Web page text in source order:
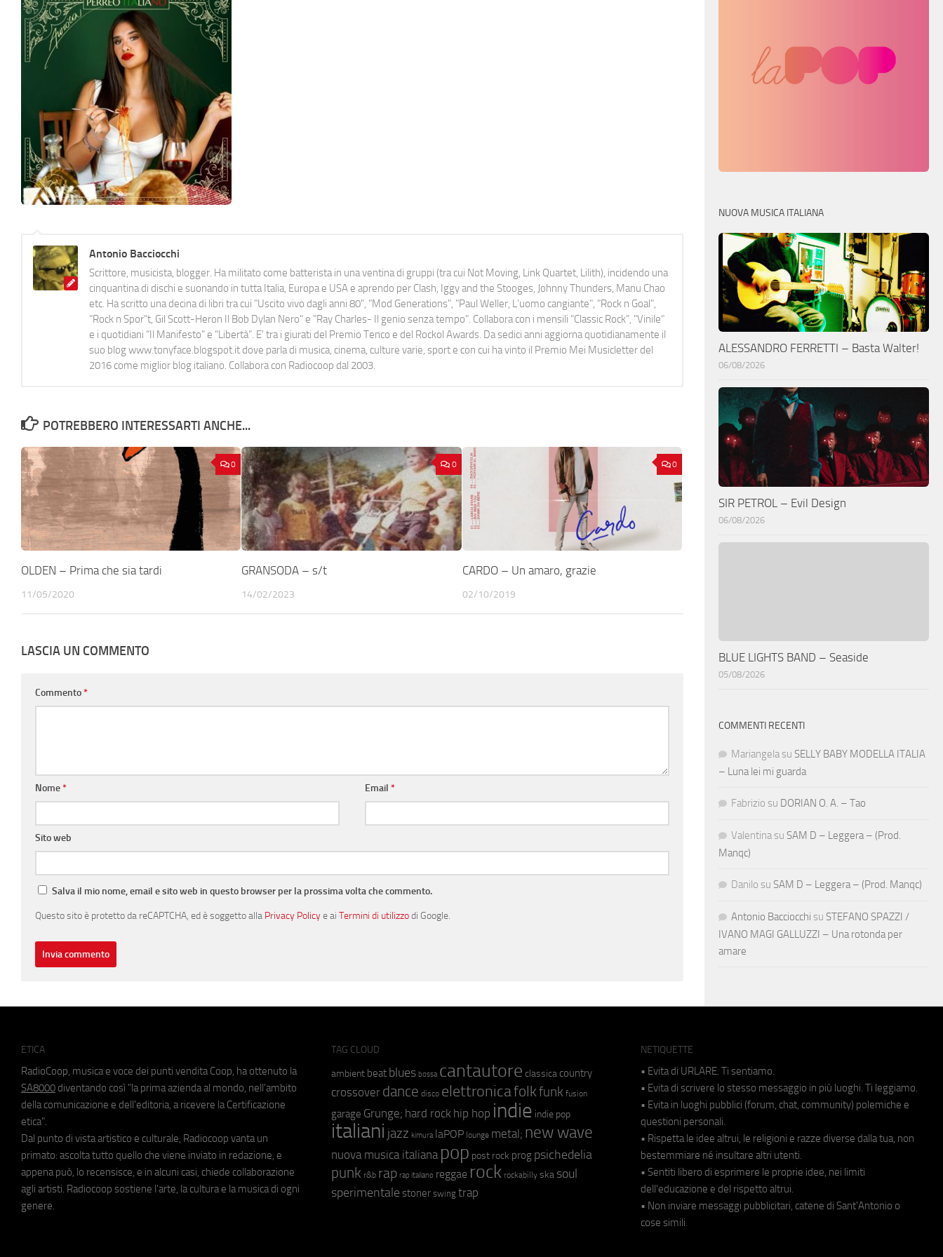
Antonio Bacciocchi
Scrittore, musicista, blogger. Ha militato come batterista in una ventina di gruppi (tra cui Not Moving, Link Quartet, Lilith), incidendo una
cinquantina di dischi e suonando in tutta Italia, Europa e USA e aprendo per Clash, Iggy and the Stooges, Johnny Thunders, Manu Chao
etc. Ha scritto una decina di libri tra cui "Uscito vivo dagli anni 80", "Mod Generations", "Paul Weller, L’uomo cangiante", "Rock n Goal",
"Rock n Spor"t, Gil Scott-Heron Il Bob Dylan Nero" e "Ray Charles- Il genio senza tempo". Collabora con i mensili “Classic Rock”, "Vinile"
e i quotidiani “Il Manifesto” e “Libertà”. E' tra i giurati del Premio Tenco e del Rockol Awards. Da sedici anni aggiorna quotidianamente il
suo blog www.tonyface.blogspot.it dove parla di musica, cinema, culture varie, sport e con cui ha vinto il Premio Mei Musicletter del
2016 come miglior blog italiano. Collabora con Radiocoop dal 2003.
POTREBBERO INTERESSARTI ANCHE...
0
OLDEN – Prima che sia tardi
11/05/2020
0
GRANSODA – s/t
14/02/2023
0
CARDO – Un amaro, grazie
02/10/2019
LASCIA UN COMMENTO
Commento*
Nome* Email*
Sito web
Salva il mio nome, email e sito web in questo browser per la prossima volta che commento.
Questo sito è protetto da reCAPTCHA, ed è soggetto alla Privacy Policye ai Termini di utilizzodi Google.
NUOVA MUSICA ITALIANA
ALESSANDRO FERRETTI – Basta Walter!
06/08/2026
SIR PETROL – Evil Design
06/08/2026
BLUE LIGHTS BAND – Seaside
05/08/2026
COMMENTI RECENTI
Mariangela su SELLY BABY MODELLA ITALIA
– Luna lei mi guarda
Fabrizio su DORIAN O. A. – Tao
Valentina su SAM D – Leggera – (Prod.
Manqc)
Danilo su SAM D – Leggera – (Prod. Manqc)
Antonio Bacciocchi su STEFANO SPAZZI /
IVANO MAGI GALLUZZI – Una rotonda per
amare
ETICA
RadioCoop, musica e voce dei punti vendita Coop, ha ottenuto la
SA8000 diventando così "la prima azienda al mondo, nell'ambito
della comunicazione e dell'editoria, a ricevere la Certificazione
etica".
Dal punto di vista artistico e culturale, Radiocoop vanta un
primato: ascolta tutto quello che viene inviato in redazione, e
appena può, lo recensisce, e in alcuni casi, chiede collaborazione
agli artisti. Radiocoop sostiene l'arte, la cultura e la musica di ogni
genere.
TAG CLOUD
ambient beat blues bossa cantautore classica country
crossover dance disco elettronicafolkfunk fusion
garage Grunge; hard rock hip hop indie indie pop
italiani jazz kimura laPOP lounge metal; new wave
nuova musica italiana pop post rock prog psichedelia
punk r&b rap rap italiano reggae rock rockabilly ska soul
sperimentale stoner swing trap
NETIQUETTE
• Evita di URLARE. Ti sentiamo.
• Evita di scrivere lo stesso messaggio in più luoghi. Ti leggiamo.
• Evita in luoghi pubblici (forum, chat, community) polemiche e
questioni personali.
• Rispetta le idee altrui, le religioni e razze diverse dalla tua, non
bestemmiare né insultare altri utenti.
• Sentiti libero di esprimere le proprie idee, nei limiti
dell'educazione e del rispetto altrui.
• Non inviare messaggi pubblicitari, catene di Sant'Antonio o
cose simili.